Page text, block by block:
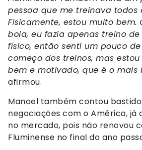
pessoa que me treinava todos
Fisicamente, estou muito bem.
bola, eu fazia apenas treino
físico, então senti um pouco
começo dos treinos, mas
bem e motivado, que é o mais
afirmou.
Manoel também contou
negociações com o América, já
no mercado, pois não renovou
Fluminense no final do ano